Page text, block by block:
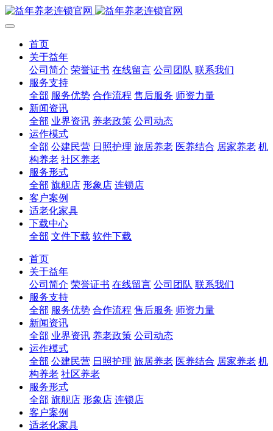
首页
关于益年
公司简介 荣誉证书 在线留言 公司团队 联系我们
服务支持
全部 服务优势 合作流程 售后服务 师资力量
新闻资讯
全部 业界资讯 养老政策 公司动态
运作模式
全部 公建民营 日照护理 旅居养老 医养结合 居家养老 机
构养老 社区养老
服务形式
全部 旗舰店 形象店 连锁店
客户案例
适老化家具
下载中心
全部 文件下载 软件下载
首页
关于益年
公司简介 荣誉证书 在线留言 公司团队 联系我们
服务支持
全部 服务优势 合作流程 售后服务 师资力量
新闻资讯
全部 业界资讯 养老政策 公司动态
运作模式
全部 公建民营 日照护理 旅居养老 医养结合 居家养老 机
构养老 社区养老
服务形式
全部 旗舰店 形象店 连锁店
客户案例
适老化家具